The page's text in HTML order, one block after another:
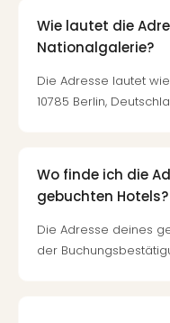
Wie lautet die
Nationalgalerie?
Die Adresse lautet
10785 Berlin,
Wo finde ich die
gebuchten Hotels?
Die Adresse deines
der